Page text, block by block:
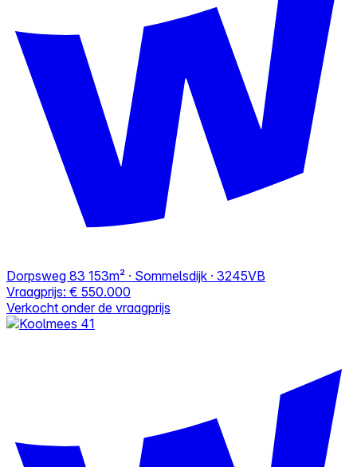
Dorpsweg 83 153m² · Sommelsdijk · 3245VB
Vraagprijs: € 550.000
Verkocht onder de vraagprijs